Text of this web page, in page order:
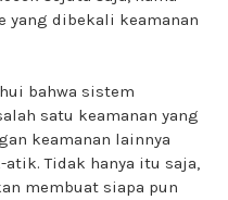
yang dibekali keamanan
bahwa sistem
satu keamanan yang
keamanan lainnya
Tidak hanya itu saja,
membuat siapa pun